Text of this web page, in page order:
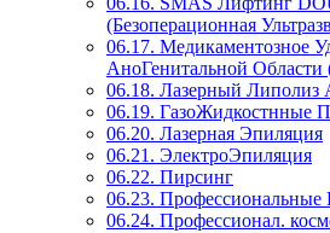
(Безоперационная
06.17. Медикаментозное
АноГенитальной Области
06.18. Лазерный Липолиз
06.19. ГазоЖидкостнные
06.20. Лазерная Эпиляция
06.21. ЭлектроЭпиляция
06.22. Пирсинг
06.23.
06.24. Профессионал.